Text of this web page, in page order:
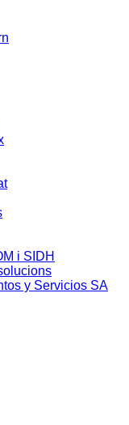
i SIDH
y Servicios SA